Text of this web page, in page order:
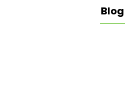
Blog